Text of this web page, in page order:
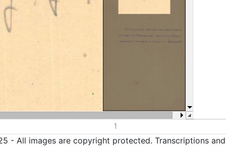
- All images are copyright protected. Transcriptions